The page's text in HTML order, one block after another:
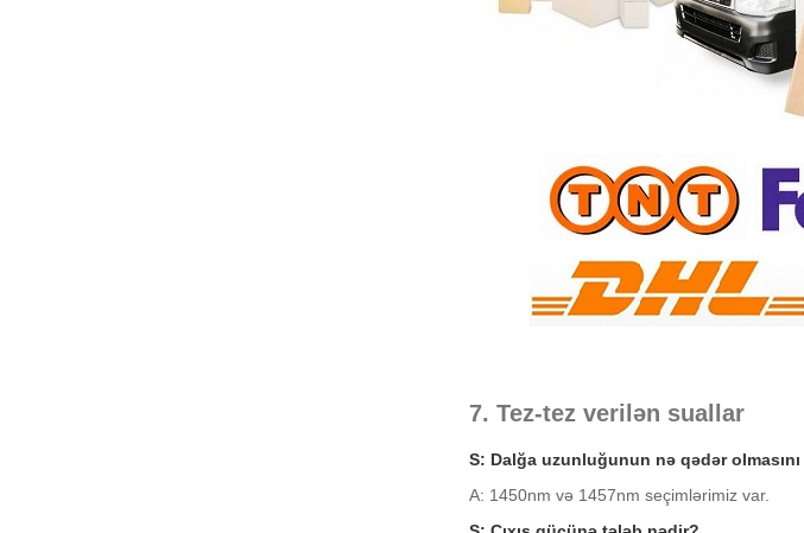
7. Tez-tez verilən suallar
S: Dalğa uzunluğunun nə qədər
A: 1450nm və 1457nm seçimlərimiz var.